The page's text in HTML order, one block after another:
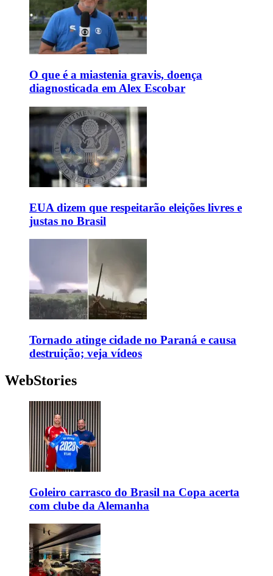
O que é a miastenia gravis, doença
diagnosticada em Alex Escobar
EUA dizem que respeitarão eleições livres e
justas no Brasil
Tornado atinge cidade no Paraná e causa
destruição; veja vídeos
WebStories
Goleiro carrasco do Brasil na Copa acerta
com clube da Alemanha